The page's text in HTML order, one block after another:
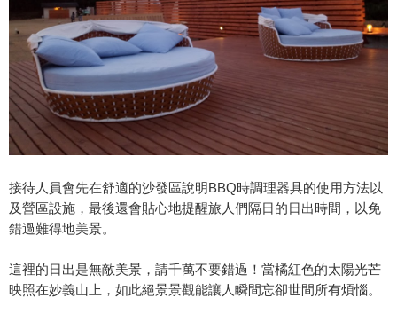
接待人員會先在舒適的沙發區說明BBQ時調理器具的使用方法以
及營區設施，最後還會貼心地提醒旅人們隔日的日出時間，以免
錯過難得地美景。
這裡的日出是無敵美景，請千萬不要錯過！當橘紅色的太陽光芒
映照在妙義山上，如此絕景景觀能讓人瞬間忘卻世間所有煩惱。